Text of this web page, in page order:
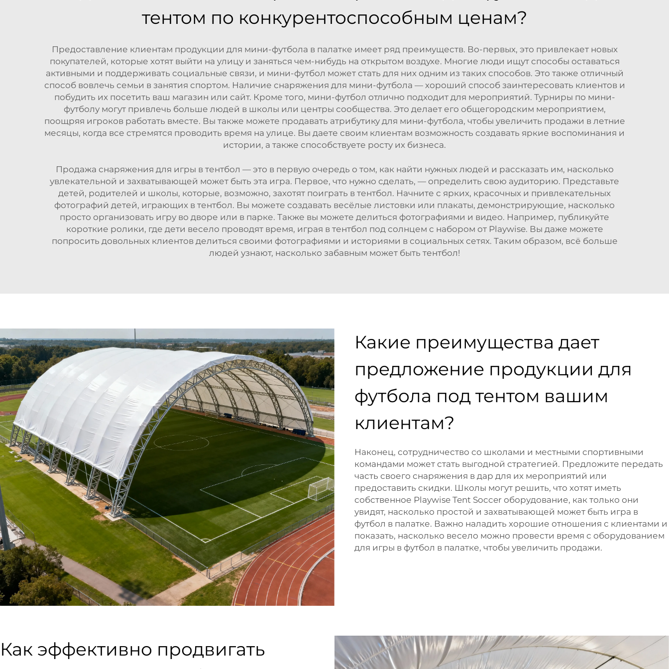
тентом по конкурентоспособным ценам?
Предоставление клиентам продукции для мини-футбола в палатке имеет ряд преимуществ. Во-первых, это привлекает новых
покупателей, которые хотят выйти на улицу и заняться чем-нибудь на открытом воздухе. Многие люди ищут способы оставаться
активными и поддерживать социальные связи, и мини-футбол может стать для них одним из таких способов. Это также отличный
способ вовлечь семьи в занятия спортом. Наличие снаряжения для мини-футбола — хороший способ заинтересовать клиентов и
побудить их посетить ваш магазин или сайт. Кроме того, мини-футбол отлично подходит для мероприятий. Турниры по мини-
футболу могут привлечь больше людей в школы или центры сообщества. Это делает его общегородским мероприятием,
поощряя игроков работать вместе. Вы также можете продавать атрибутику для мини-футбола, чтобы увеличить продажи в летние
месяцы, когда все стремятся проводить время на улице. Вы даете своим клиентам возможность создавать яркие воспоминания и
истории, а также способствуете росту их бизнеса.
Продажа снаряжения для игры в тентбол — это в первую очередь о том, как найти нужных людей и рассказать им, насколько
увлекательной и захватывающей может быть эта игра. Первое, что нужно сделать, — определить свою аудиторию. Представьте
детей, родителей и школы, которые, возможно, захотят поиграть в тентбол. Начните с ярких, красочных и привлекательных
фотографий детей, играющих в тентбол. Вы можете создавать весёлые листовки или плакаты, демонстрирующие, насколько
просто организовать игру во дворе или в парке. Также вы можете делиться фотографиями и видео. Например, публикуйте
короткие ролики, где дети весело проводят время, играя в тентбол под солнцем с набором от Playwise. Вы даже можете
попросить довольных клиентов делиться своими фотографиями и историями в социальных сетях. Таким образом, всё больше
людей узнают, насколько забавным может быть тентбол!
Какие преимущества дает
предложение продукции для
футбола под тентом вашим
клиентам?
Наконец, сотрудничество со школами и местными спортивными
командами может стать выгодной стратегией. Предложите передать
часть своего снаряжения в дар для их мероприятий или
предоставить скидки. Школы могут решить, что хотят иметь
собственное Playwise Tent Soccer оборудование, как только они
увидят, насколько простой и захватывающей может быть игра в
футбол в палатке. Важно наладить хорошие отношения с клиентами и
показать, насколько весело можно провести время с оборудованием
для игры в футбол в палатке, чтобы увеличить продажи.
Как эффективно продвигать